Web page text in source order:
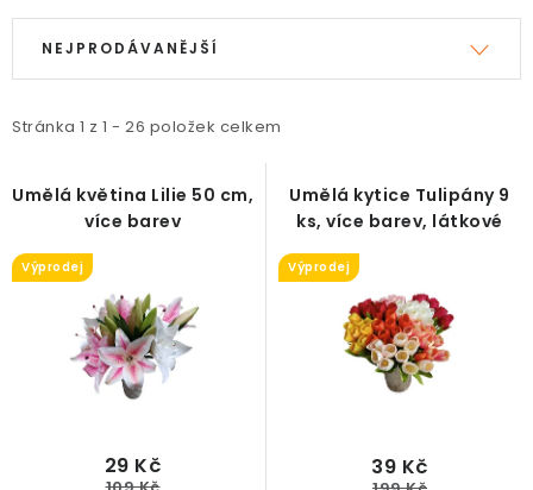
Kontakt
V
ý
p
i
p
o
d
Stránka 1 z 1 - 26 položek celkem
Ř
a
z
e
í
r
o
NEJPRODÁVANĚJŠÍ
Umělá květina Lilie 50 cm,
více barev
Výprodej
29 Kč
Umělá kytice Tulipány 9
ks, více barev, látkové
Výprodej
39 Kč